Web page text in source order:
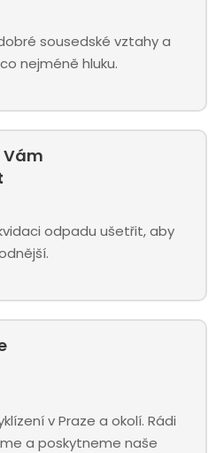
sousedské vztahy a
nejméně hluku.
odpadu ušetřit, aby
v Praze a okolí. Rádi
a poskytneme naše